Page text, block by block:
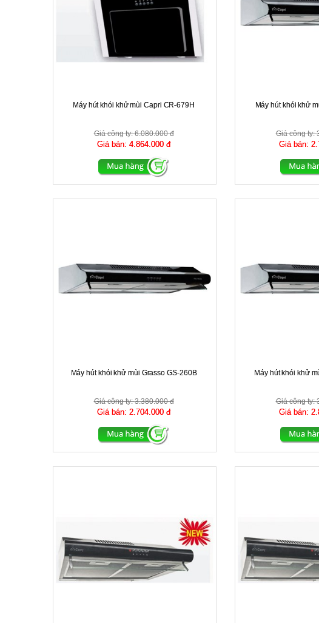
Máy hút khói khử mùi Capri CR-679H
Giá công ty:6.080.000 đ
Giá bán: 4.864.000 đ
Máy hút khói khử
Giá công ty:
Giá bán:
Máy hút khói khử mùi Grasso GS-260B
Giá công ty:3.380.000 đ
Giá bán: 2.704.000 đ
Máy hút khói khử
Giá công ty:
Giá bán: